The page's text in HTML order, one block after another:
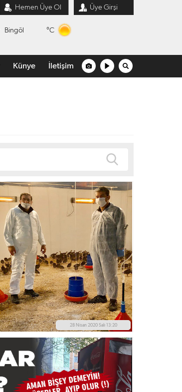
Hemen Üye Ol Üye Girşi
Bingöl °C
Künye İletişim
28 Nisan 2020 Salı 13:20